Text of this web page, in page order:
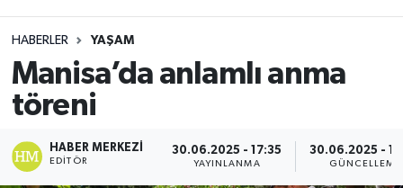
HABERLER YAŞAM
Manisa’da anlamlı anma
töreni
HABER MERKEZI
EDITÖR
30.06.2025 - 17:35
YAYINLANMA
30.06.2025 -
GÜNCELLEME